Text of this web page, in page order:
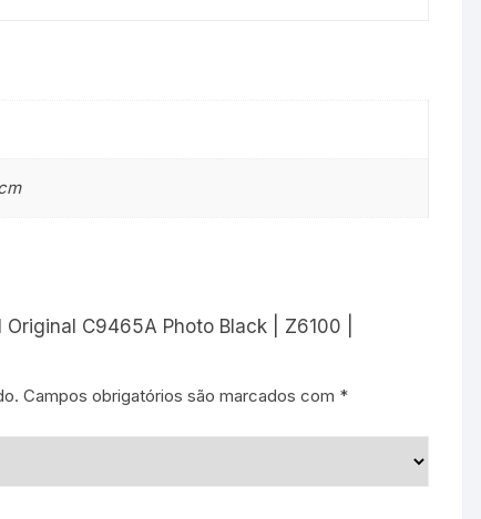
C9465A Photo Black | Z6100 |
Campos obrigatórios são marcados com *